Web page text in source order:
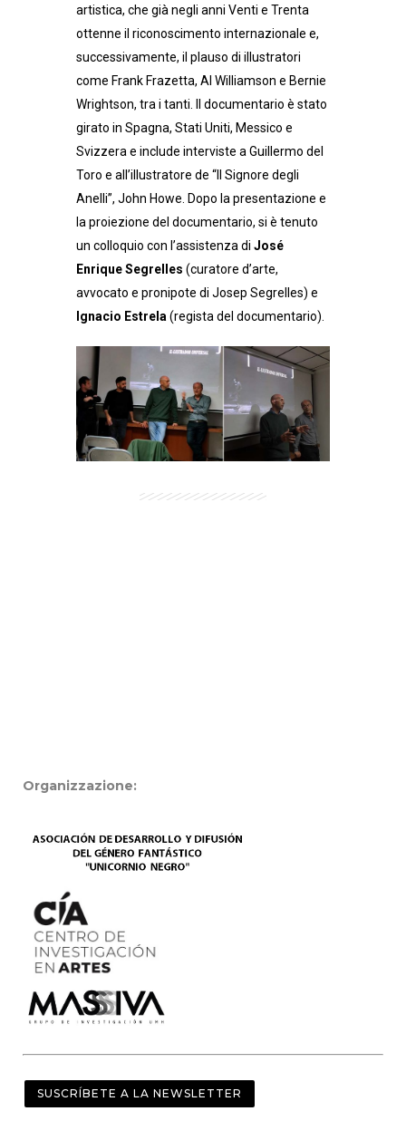
artistica, che già negli anni Venti e Trenta
ottenne il riconoscimento internazionale e,
successivamente, il plauso di illustratori
come Frank Frazetta, Al Williamson e Bernie
Wrightson, tra i tanti. Il documentario è stato
girato in Spagna, Stati Uniti, Messico e
Svizzera e include interviste a Guillermo del
Toro e all’illustratore de “Il Signore degli
Anelli”, John Howe. Dopo la presentazione e
la proiezione del documentario, si è tenuto
un colloquio con l’assistenza di José
Enrique Segrelles (curatore d’arte,
avvocato e pronipote di Josep Segrelles) e
Ignacio Estrela (regista del documentario).
Organizzazione:
SUSCRÍBETE A LA NEWSLETTER